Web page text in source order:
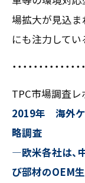
場拡大が見込ま
にも注力してい
・・・・・・・・・・・・・
TPC市場調査レ
2019年 海外ケ
略調査
―欧米各社は、
び部材のOEM